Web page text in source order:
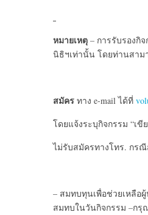
หมายเหตุ – การรับรองกิ
นิธิฯเท่านั้น โดยท่านสาม
สมัคร ทาง e-mail ได้ที่
โดยแจ้งระบุกิจกรรม “เขี
ไม่รับสมัครทางโทร. กร
– สมทบทุนเพื่อช่วยเหลือ
สมทบในวันกิจกรรม –กรุ